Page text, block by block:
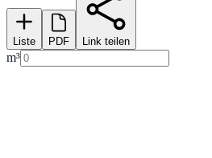
Liste PDF Link teilen
m³